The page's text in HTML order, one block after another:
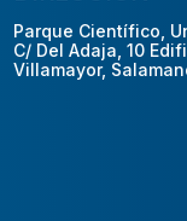
Parque Científico,
C/ Del Adaja, 10
Villamayor,